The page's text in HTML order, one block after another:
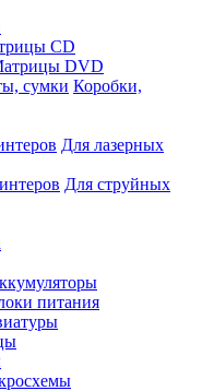
CD
DVD
Коробки,
Для лазерных
Для струйных
питания